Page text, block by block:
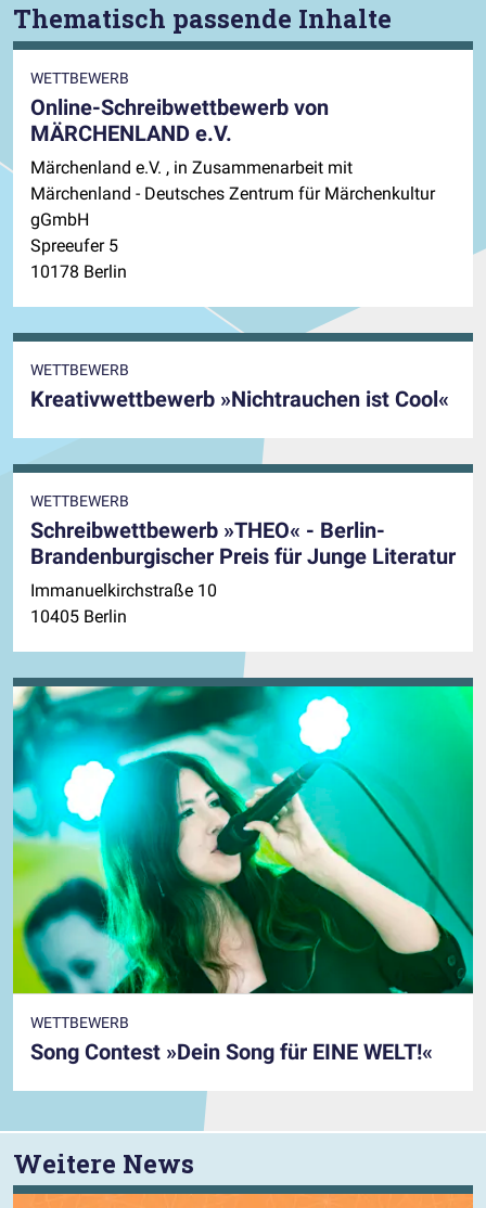
Thematisch passende Inhalte
WETTBEWERB
Online-Schreibwettbewerb von
MÄRCHENLAND e.V.
Märchenland e.V. , in Zusammenarbeit mit
Märchenland - Deutsches Zentrum für Märchenkultur
gGmbH
Spreeufer 5
10178 Berlin
WETTBEWERB
Kreativwettbewerb »Nichtrauchen ist Cool«
WETTBEWERB
Schreibwettbewerb »THEO« - Berlin-
Brandenburgischer Preis für Junge Literatur
Immanuelkirchstraße 10
10405 Berlin
WETTBEWERB
Song Contest »Dein Song für EINE WELT!«
Weitere News